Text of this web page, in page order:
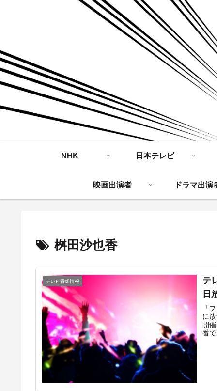
NHK 日本テレビ
映画出演者 ドラマ出演
桝田沙也香
テレビ番組情報
テ
日
「
に
開
番
ト